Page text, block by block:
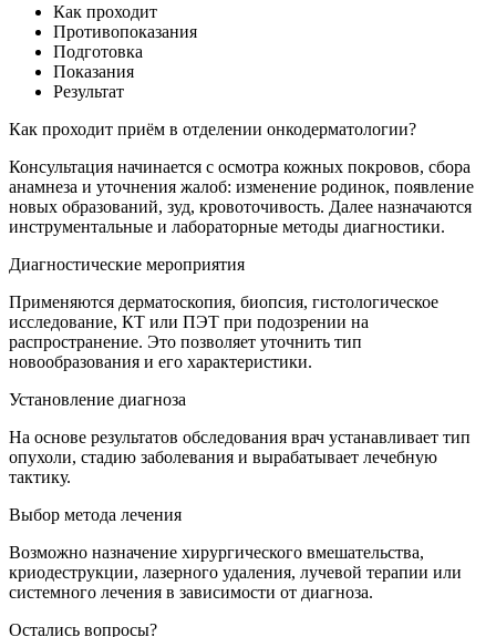
Как проходит
Противопоказания
Подготовка
Показания
Результат
Как проходит приём в отделении онкодерматологии?
Консультация начинается с осмотра кожных покровов, сбора
анамнеза и уточнения жалоб: изменение родинок, появление
новых образований, зуд, кровоточивость. Далее назначаются
инструментальные и лабораторные методы диагностики.
Диагностические мероприятия
Применяются дерматоскопия, биопсия, гистологическое
исследование, КТ или ПЭТ при подозрении на
распространение. Это позволяет уточнить тип
новообразования и его характеристики.
Установление диагноза
На основе результатов обследования врач устанавливает тип
опухоли, стадию заболевания и вырабатывает лечебную
тактику.
Выбор метода лечения
Возможно назначение хирургического вмешательства,
криодеструкции, лазерного удаления, лучевой терапии или
системного лечения в зависимости от диагноза.
Остались вопросы?